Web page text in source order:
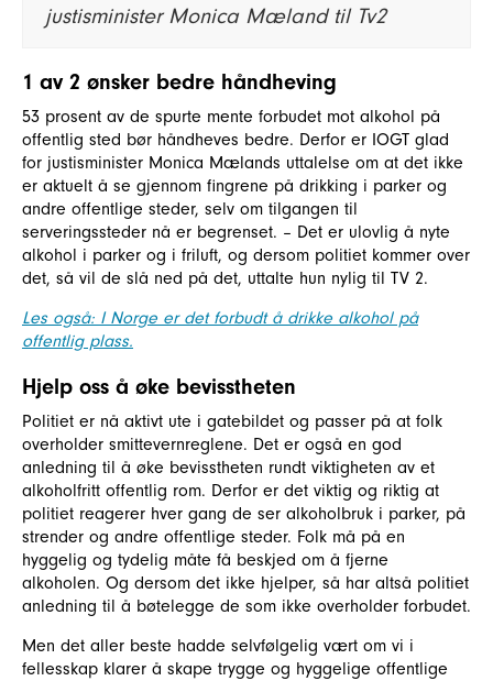
justisminister Monica Mæland til Tv2
1 av 2 ønsker bedre håndheving
53 prosent av de spurte mente forbudet mot alkohol på
offentlig sted bør håndheves bedre. Derfor er IOGT glad
for justisminister Monica Mælands uttalelse om at det ikke
er aktuelt å se gjennom fingrene på drikking i parker og
andre offentlige steder, selv om tilgangen til
serveringssteder nå er begrenset. – Det er ulovlig å nyte
alkohol i parker og i friluft, og dersom politiet kommer over
det, så vil de slå ned på det, uttalte hun nylig til TV 2.
Les også: I Norge er det forbudt å drikke alkohol på
offentlig plass.
Hjelp oss å øke bevisstheten
Politiet er nå aktivt ute i gatebildet og passer på at folk
overholder smittevernreglene. Det er også en god
anledning til å øke bevisstheten rundt viktigheten av et
alkoholfritt offentlig rom. Derfor er det viktig og riktig at
politiet reagerer hver gang de ser alkoholbruk i parker, på
strender og andre offentlige steder. Folk må på en
hyggelig og tydelig måte få beskjed om å fjerne
alkoholen. Og dersom det ikke hjelper, så har altså politiet
anledning til å bøtelegge de som ikke overholder forbudet.
Men det aller beste hadde selvfølgelig vært om vi i
fellesskap klarer å skape trygge og hyggelige offentlige